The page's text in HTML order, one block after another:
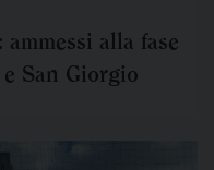
alla fase
San Giorgio